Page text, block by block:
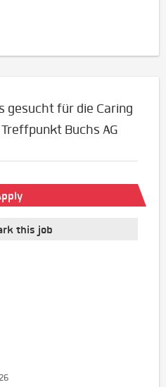
gesucht für die Caring
Buchs AG
this job